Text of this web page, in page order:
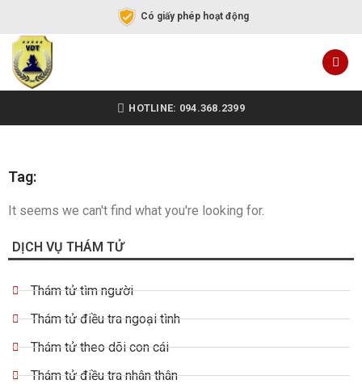
Có giấy phép hoạt động
HOTLINE: 094.368.2399
Tag:
It seems we can't find what you're looking for.
DỊCH VỤ THÁM TỬ
Thám tử tìm người
Thám tử điều tra ngoại tình
Thám tử theo dõi con cái
Thám tử điều tra nhân thân